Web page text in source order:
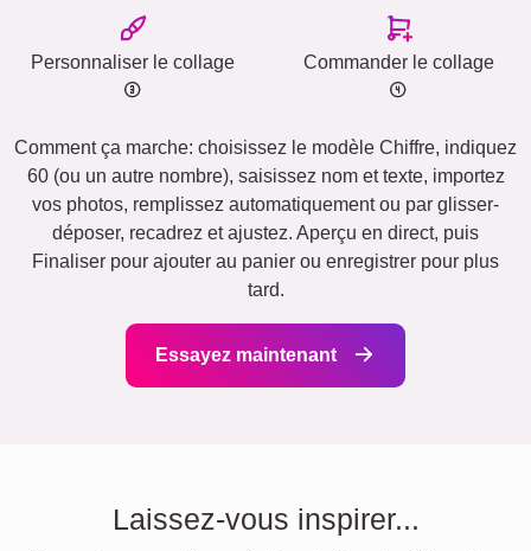
Personnaliser le collage Commander le collage
Comment ça marche: choisissez le modèle Chiffre, indiquez
60 (ou un autre nombre), saisissez nom et texte, importez
vos photos, remplissez automatiquement ou par glisser-
déposer, recadrez et ajustez. Aperçu en direct, puis
Finaliser pour ajouter au panier ou enregistrer pour plus
tard.
Essayez maintenant
Laissez-vous inspirer...